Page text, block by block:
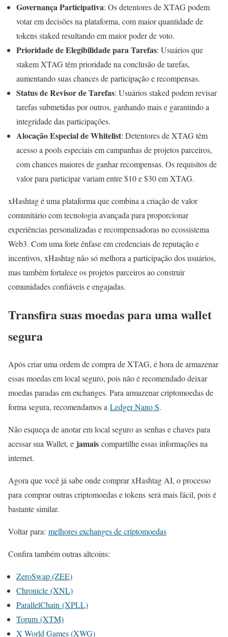
Governança Participativa: Os detentores de XTAG podem
votar em decisões na plataforma, com maior quantidade de
tokens staked resultando em maior poder de voto.
Prioridade de Elegibilidade para Tarefas: Usuários que
stakem XTAG têm prioridade na conclusão de tarefas,
aumentando suas chances de participação e recompensas.
Status de Revisor de Tarefas: Usuários staked podem revisar
tarefas submetidas por outros, ganhando mais e garantindo a
integridade das participações.
Alocação Especial de Whitelist: Detentores de XTAG têm
acesso a pools especiais em campanhas de projetos parceiros,
com chances maiores de ganhar recompensas. Os requisitos de
valor para participar variam entre $10 e $30 em XTAG.
xHashtag é uma plataforma que combina a criação de valor
comunitário com tecnologia avançada para proporcionar
experiências personalizadas e recompensadoras no ecossistema
Web3. Com uma forte ênfase em credenciais de reputação e
incentivos, xHashtag não só melhora a participação dos usuários,
mas também fortalece os projetos parceiros ao construir
comunidades confiáveis e engajadas.
Transfira suas moedas para uma wallet
segura
Após criar uma ordem de compra de XTAG, é hora de armazenar
essas moedas em local seguro, pois não é recomendado deixar
moedas paradas em exchanges. Para armazenar criptomoedas de
forma segura, recomendamos a Ledger Nano S.
Não esqueça de anotar em local seguro as senhas e chaves para
acessar sua Wallet, e jamais compartilhe essas informações na
internet.
Agora que você já sabe onde comprar xHashtag AI, o processo
para comprar outras criptomoedas e tokens será mais fácil, pois é
bastante similar.
Voltar para: melhores exchanges de criptomoedas
Confira também outras altcoins:
ZeroSwap (ZEE)
Chronicle (XNL)
ParallelChain (XPLL)
Torum (XTM)
X World Games (XWG)